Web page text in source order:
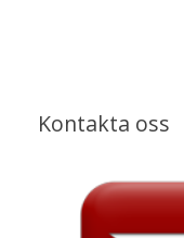
Kontakta oss